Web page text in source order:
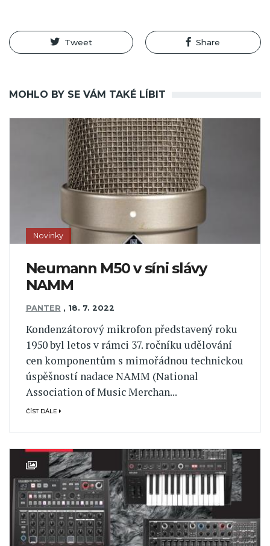
Tweet Share
MOHLO BY SE VÁM TAKÉ LÍBIT
Novinky
Neumann M50 v síni slávy
NAMM
PANTER , 18. 7. 2022
Kondenzátorový mikrofon představený roku
1950 byl letos v rámci 37. ročníku udělování
cen komponentům s mimořádnou technickou
úspěšností nadace NAMM (National
Association of Music Merchan...
ČÍST DÁLE